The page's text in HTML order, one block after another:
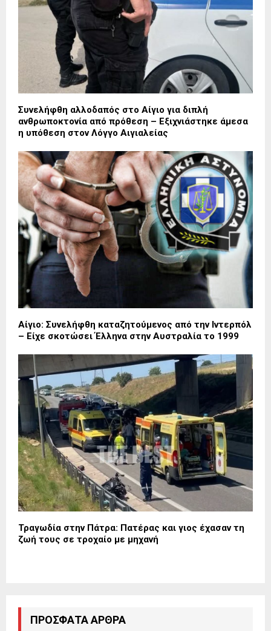
Συνελήφθη αλλοδαπός στο Αίγιο για διπλή
ανθρωποκτονία από πρόθεση – Εξιχνιάστηκε άμεσα
η υπόθεση στον Λόγγο Αιγιαλείας
Αίγιο: Συνελήφθη καταζητούμενος από την Ιντερπόλ
– Είχε σκοτώσει Έλληνα στην Αυστραλία το 1999
Τραγωδία στην Πάτρα: Πατέρας και γιος έχασαν τη
ζωή τους σε τροχαίο με μηχανή
ΠΡΌΣΦΑΤΑ ΆΡΘΡΑ